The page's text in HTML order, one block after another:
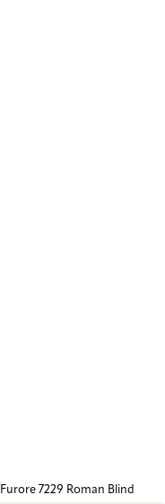
Furore 7229 Roman Blind